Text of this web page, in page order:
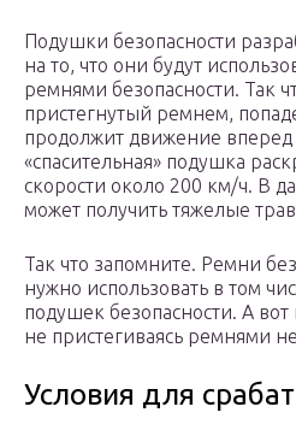
Подушки безопасности
на то, что они будут
ремнями безопасности. Так
пристегнутый ремнем,
продолжит движение
«спасительная» подушка
скорости около 200 км/ч. В
может получить тяжелые
Так что запомните. Ремни
нужно использовать в том
подушек безопасности. А
не пристегиваясь ремнями
Условия для